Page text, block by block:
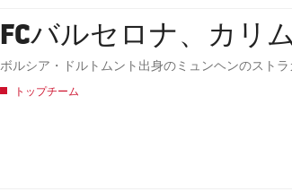
FCバルセロナ、カリ
ボルシア・ドルトムント出身のミュンヘンのスト
トップチーム